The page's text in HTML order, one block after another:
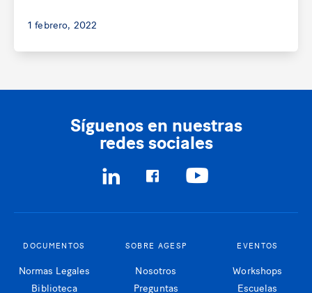
1 febrero, 2022
Síguenos en nuestras
redes sociales
DOCUMENTOS
Normas Legales
Biblioteca
SOBRE AGESP
Nosotros
Preguntas
EVENTOS
Workshops
Escuelas